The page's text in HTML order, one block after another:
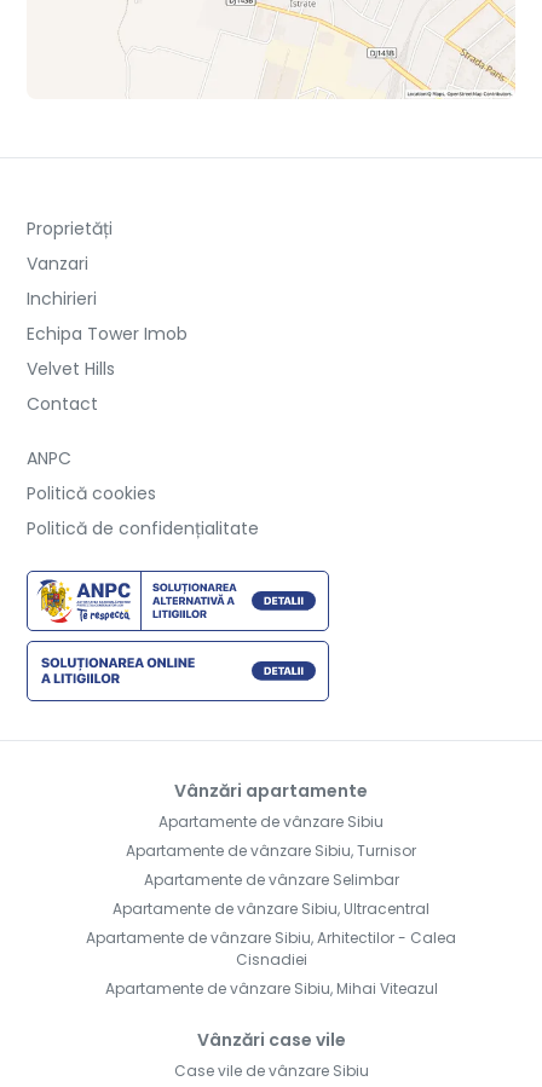
Proprietăți
Vanzari
Inchirieri
Echipa Tower Imob
Velvet Hills
Contact
ANPC
Politică cookies
Politică de confidențialitate
Vânzări apartamente
Apartamente de vânzare Sibiu
Apartamente de vânzare Sibiu, Turnisor
Apartamente de vânzare Selimbar
Apartamente de vânzare Sibiu, Ultracentral
Apartamente de vânzare Sibiu, Arhitectilor - Calea
Cisnadiei
Apartamente de vânzare Sibiu, Mihai Viteazul
Vânzări case vile
Case vile de vânzare Sibiu